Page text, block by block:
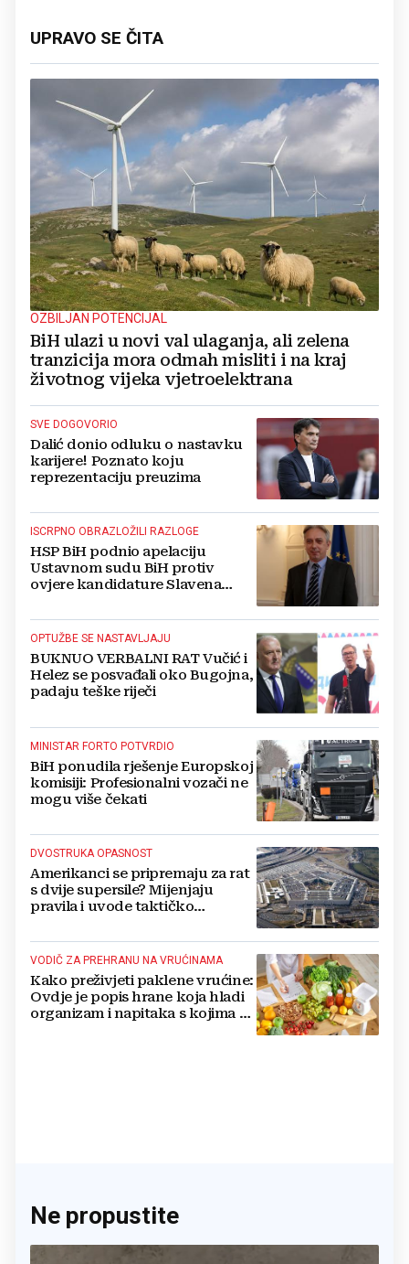
UPRAVO SE ČITA
OZBILJAN POTENCIJAL
BiH ulazi u novi val ulaganja, ali zelena
tranzicija mora odmah misliti i na kraj
životnog vijeka vjetroelektrana
SVE DOGOVORIO
Dalić donio odluku o nastavku
karijere! Poznato koju
reprezentaciju preuzima
ISCRPNO OBRAZLOŽILI RAZLOGE
HSP BiH podnio apelaciju
Ustavnom sudu BiH protiv
ovjere kandidature Slavena
OPTUŽBE SE NASTAVLJAJU
BUKNUO VERBALNI RAT Vučić i
Helez se posvađali oko Bugojna,
padaju teške riječi
MINISTAR FORTO POTVRDIO
BiH ponudila rješenje Europskoj
komisiji: Profesionalni vozači ne
mogu više čekati
DVOSTRUKA OPASNOST
Amerikanci se pripremaju za rat
s dvije supersile? Mijenjaju
pravila i uvode taktičko
VODIČ ZA PREHRANU NA VRUĆINAMA
Kako preživjeti paklene vrućine:
Ovdje je popis hrane koja hladi
organizam i napitaka s kojima si
Ne propustite